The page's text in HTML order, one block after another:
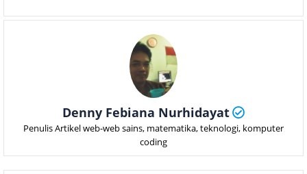
Denny Febiana Nurhidayat
Penulis Artikel web-web sains, matematika, teknologi, komputer
coding